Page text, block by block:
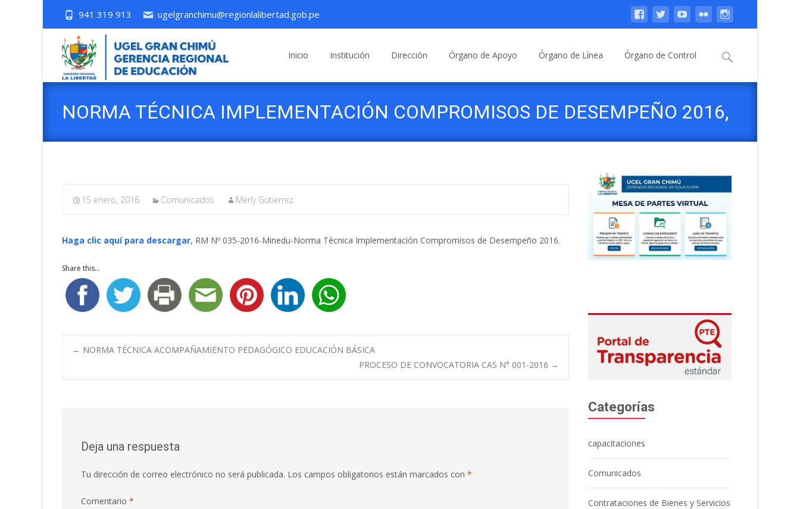
941 319 913 ugelgranchimu@regionlalibertad.gob.pe
Inicio Institución Dirección Órgano de Apoyo Órgano de Línea Órgano de Control Buscar:
NORMA TÉCNICA IMPLEMENTACIÓN COMPROMISOS DE DESEMPEÑO 2016,
15 enero, 2016 Comunicados Merly Gutierrez
Haga clic aquí para descargar, RM Nº 035-2016-Minedu-Norma Técnica Implementación Compromisos de Desempeño 2016.
Share this...
Navegación
entradas
← NORMA TÉCNICA ACOMPAÑAMIENTO PEDAGÓGICO EDUCACIÓN BÁSICA
PROCESO DE CONVOCATORIA CAS N° 001-2016 →
Deja una respuesta
Tu dirección de correo electrónico no será publicada. Los campos obligatorios están marcados con *
Comentario *
Categorías
capacitaciones
Comunicados
Contrataciones de Bienes y Servicios